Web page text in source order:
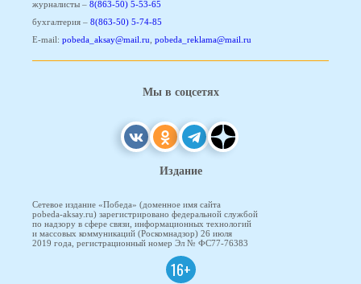
журналисты – 8(863-50) 5-53-65
бухгалтерия – 8(863-50) 5-74-85
E-mail: pobeda_aksay@mail.ru, pobeda_reklama@mail.ru
Мы в соцсетях
Издание
Сетевое издание «Победа» (доменное имя сайта
pobeda-aksay.ru) зарегистрировано федеральной службой
по надзору в сфере связи, информационных технологий
и массовых коммуникаций (Роскомнадзор) 26 июля
2019 года, регистрационный номер Эл № ФС77-76383
16+